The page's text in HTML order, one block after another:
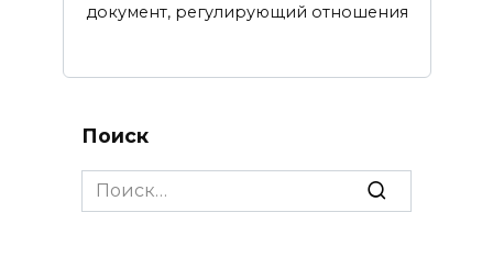
документ, регулирующий отношения
Поиск
Search
for: